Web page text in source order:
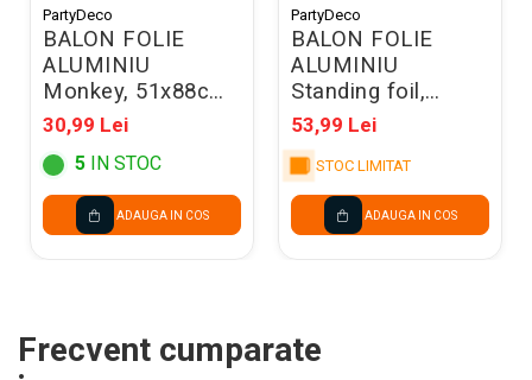
PartyDeco
BALON FOLIE
ALUMINIU
Monkey, 51x88cm,
mix FB384
30,99 Lei
5 IN STOC
ADAUGA IN COS
PartyDeco
BALON FOLIE
ALUMINIU
Standing foil,
Giraffe, 49x114cm,
mix FB391
53,99 Lei
STOC LIMITAT
ADAUGA IN COS
Frecvent cumparate